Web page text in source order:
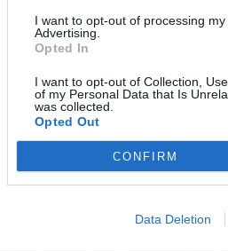
I want to opt-out of processing
Advertising.
Opted In
I want to opt-out of Collection,
of my Personal Data that Is
was collected.
Opted Out
CONFIRM
Data Deletion